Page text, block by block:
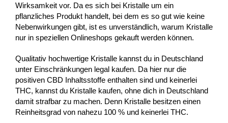
Wirksamkeit vor. Da es sich bei Kristalle um ein
pflanzliches Produkt handelt, bei dem es so gut wie keine
Nebenwirkungen gibt, ist es unverständlich, warum Kristalle
nur in speziellen Onlineshops gekauft werden können.
Qualitativ hochwertige Kristalle kannst du in Deutschland
unter Einschränkungen legal kaufen. Da hier nur die
positiven CBD Inhaltsstoffe enthalten sind und keinerlei
THC, kannst du Kristalle kaufen, ohne dich in Deutschland
damit strafbar zu machen. Denn Kristalle besitzen einen
Reinheitsgrad von nahezu 100 % und keinerlei THC.